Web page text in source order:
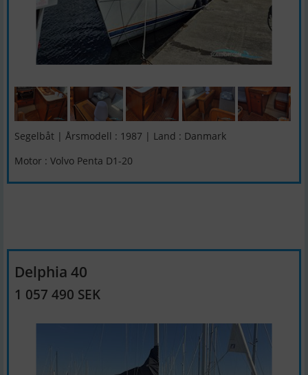
Segelbåt | Årsmodell : 1987 | Land : Danmark
Motor : Volvo Penta D1-20
Delphia 40
1 057 490 SEK